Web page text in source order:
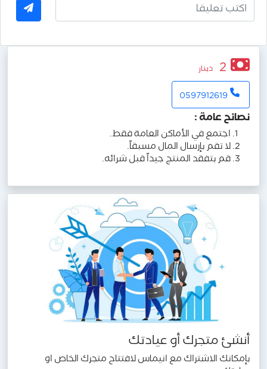
2 دينار
0597912619
نصائح عامة:
اجتمع في الأماكن العامة فقط.
لا تقم بإرسال المال مسبقاً.
قم بتفقد المنتج جيداً قبل شرائه.
أنشئ متجرك أو عيادتك
بإمكانك الاشتراك مع انيماس لافتتاح متجرك الخاص او